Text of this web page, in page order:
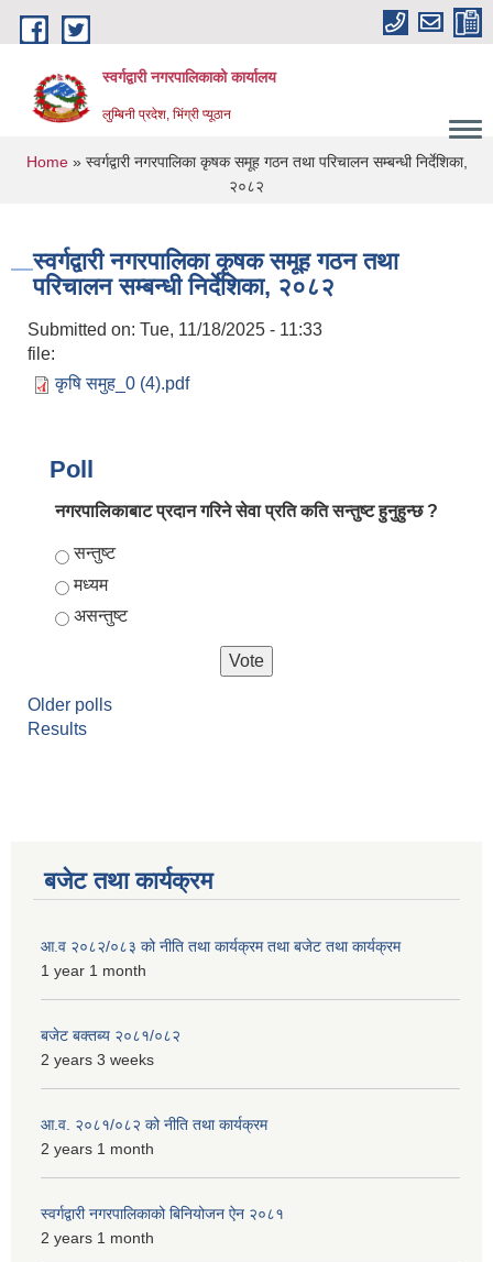
Skip to main content
स्वर्गद्वारी नगरपालिकाको कार्यालय
लुम्बिनी प्रदेश, भिंग्री प्यूठान
You are here
Home» स्वर्गद्वारी नगरपालिका कृषक समूह गठन तथा परिचालन सम्बन्धी निर्देशिका,
२०८२
स्वर्गद्वारी नगरपालिका कृषक समूह गठन तथा
परिचालन सम्बन्धी निर्देशिका, २०८२
Submitted on: Tue, 11/18/2025 - 11:33
file:
कृषि समुह_0 (4).pdf
Poll
नगरपालिकाबाट प्रदान गरिने सेवा प्रति कति सन्तुष्ट हुनुहुन्छ ?
Choices
सन्तुष्ट
मध्यम
असन्तुष्ट
Older polls
Results
बजेट तथा कार्यक्रम
आ.व २०८२/०८३ को नीति तथा कार्यक्रम तथा बजेट तथा कार्यक्रम
1 year 1 month
बजेट बक्तब्य २०८१/०८२
2 years 3 weeks
आ.व. २०८१/०८२ को नीति तथा कार्यक्रम
2 years 1 month
स्वर्गद्वारी नगरपालिकाको बिनियोजन ऐन २०८१
2 years 1 month